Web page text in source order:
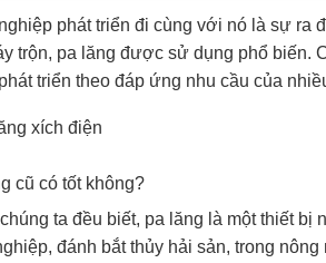
phát triển đi cùng với nó là sự ra
trộn, pa lăng được sử dụng phổ biến.
triển theo đáp ứng nhu cầu của
cũ có tốt không?
ta đều biết, pa lăng là một thiết
đánh bắt thủy hải sản, trong